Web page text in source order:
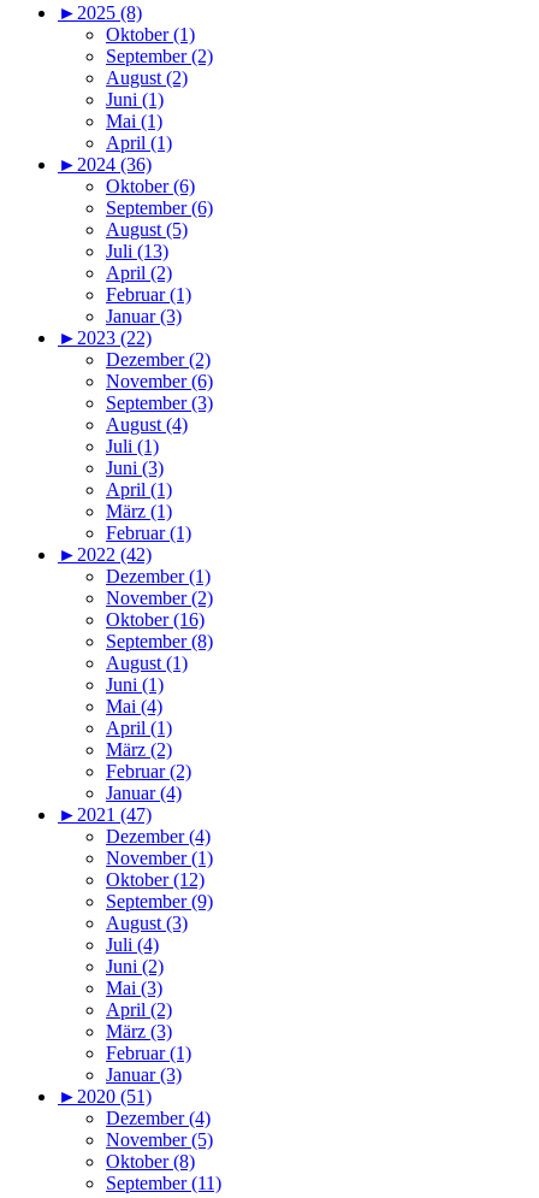
► 2025 (8)
Oktober (1)
September (2)
August (2)
Juni (1)
Mai (1)
April (1)
► 2024 (36)
Oktober (6)
September (6)
August (5)
Juli (13)
April (2)
Februar (1)
Januar (3)
► 2023 (22)
Dezember (2)
November (6)
September (3)
August (4)
Juli (1)
Juni (3)
April (1)
März (1)
Februar (1)
► 2022 (42)
Dezember (1)
November (2)
Oktober (16)
September (8)
August (1)
Juni (1)
Mai (4)
April (1)
März (2)
Februar (2)
Januar (4)
► 2021 (47)
Dezember (4)
November (1)
Oktober (12)
September (9)
August (3)
Juli (4)
Juni (2)
Mai (3)
April (2)
März (3)
Februar (1)
Januar (3)
► 2020 (51)
Dezember (4)
November (5)
Oktober (8)
September (11)